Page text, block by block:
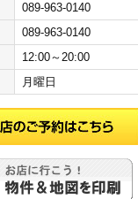
089-963-0140
089-963-0140
12:00～20:00
月曜日